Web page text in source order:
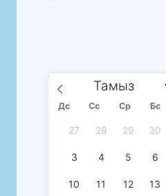
Дс Сc Ср Бс
27 28 29 30
3 4 5 6
10 11 12 13